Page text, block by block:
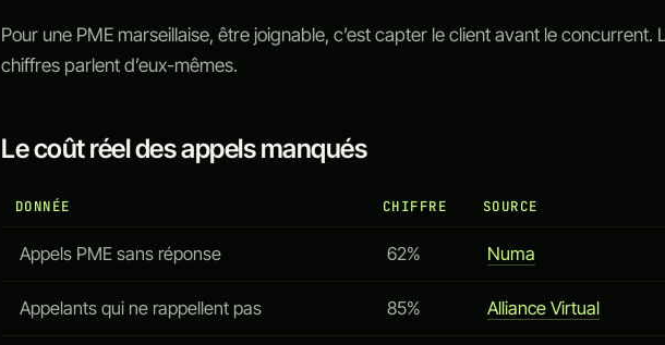
Pour une PME marseillaise, être joignable, c’est capter le client avant le concurrent.
chiffres parlent d’eux-mêmes.
Le coût réel des appels manqués
DONNÉE CHIFFRE SOURCE
Appels PME sans réponse 62% Numa
Appelants qui ne rappellent pas 85% Alliance Virtual